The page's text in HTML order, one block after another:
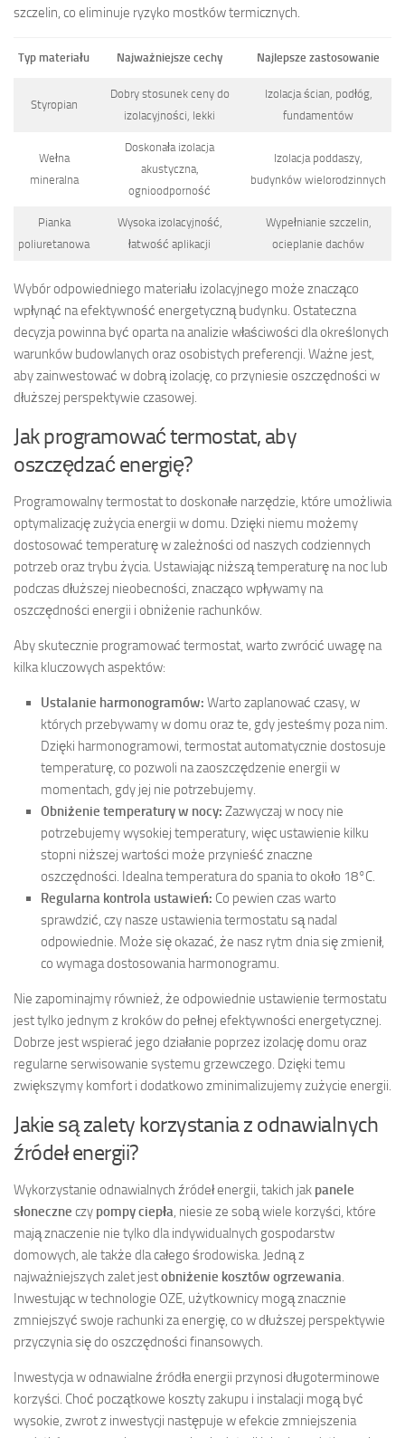
szczelin, co eliminuje ryzyko mostków termicznych.
Typ materiału Najważniejsze cechy Najlepsze zastosowanie
Styropian
Dobry stosunek ceny do
izolacyjności, lekki
Izolacja ścian, podłóg,
fundamentów
Wełna
mineralna
Doskonała izolacja
akustyczna,
ognioodporność
Izolacja poddaszy,
budynków wielorodzinnych
Pianka
poliuretanowa
Wysoka izolacyjność,
łatwość aplikacji
Wypełnianie szczelin,
ocieplanie dachów
Wybór odpowiedniego materiału izolacyjnego może znacząco
wpłynąć na efektywność energetyczną budynku. Ostateczna
decyzja powinna być oparta na analizie właściwości dla określonych
warunków budowlanych oraz osobistych preferencji. Ważne jest,
aby zainwestować w dobrą izolację, co przyniesie oszczędności w
dłuższej perspektywie czasowej.
Jak programować termostat, aby
oszczędzać energię?
Programowalny termostat to doskonałe narzędzie, które umożliwia
optymalizację zużycia energii w domu. Dzięki niemu możemy
dostosować temperaturę w zależności od naszych codziennych
potrzeb oraz trybu życia. Ustawiając niższą temperaturę na noc lub
podczas dłuższej nieobecności, znacząco wpływamy na
oszczędności energii i obniżenie rachunków.
Aby skutecznie programować termostat, warto zwrócić uwagę na
kilka kluczowych aspektów:
Ustalanie harmonogramów: Warto zaplanować czasy, w
których przebywamy w domu oraz te, gdy jesteśmy poza nim.
Dzięki harmonogramowi, termostat automatycznie dostosuje
temperaturę, co pozwoli na zaoszczędzenie energii w
momentach, gdy jej nie potrzebujemy.
Obniżenie temperatury w nocy: Zazwyczaj w nocy nie
potrzebujemy wysokiej temperatury, więc ustawienie kilku
stopni niższej wartości może przynieść znaczne
oszczędności. Idealna temperatura do spania to około 18°C.
Regularna kontrola ustawień: Co pewien czas warto
sprawdzić, czy nasze ustawienia termostatu są nadal
odpowiednie. Może się okazać, że nasz rytm dnia się zmienił,
co wymaga dostosowania harmonogramu.
Nie zapominajmy również, że odpowiednie ustawienie termostatu
jest tylko jednym z kroków do pełnej efektywności energetycznej.
Dobrze jest wspierać jego działanie poprzez izolację domu oraz
regularne serwisowanie systemu grzewczego. Dzięki temu
zwiększymy komfort i dodatkowo zminimalizujemy zużycie energii.
Jakie są zalety korzystania z odnawialnych
źródeł energii?
Wykorzystanie odnawialnych źródeł energii, takich jak panele
słoneczne czy pompy ciepła, niesie ze sobą wiele korzyści, które
mają znaczenie nie tylko dla indywidualnych gospodarstw
domowych, ale także dla całego środowiska. Jedną z
najważniejszych zalet jestobniżenie kosztów ogrzewania.
Inwestując w technologie OZE, użytkownicy mogą znacznie
zmniejszyć swoje rachunki za energię, co w dłuższej perspektywie
przyczynia się do oszczędności finansowych.
Inwestycja w odnawialne źródła energii przynosi długoterminowe
korzyści. Choć początkowe koszty zakupu i instalacji mogą być
wysokie, zwrot z inwestycji następuje w efekcie zmniejszenia